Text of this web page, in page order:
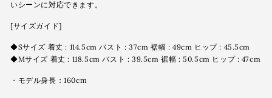
いシーンに対応できます。
[サイズガイド]
◆Sサイズ 着丈 : 114.5cm バスト : 37cm 裾幅 : 49cm ヒップ : 45.5cm
◆Mサイズ 着丈 : 118.5cm バスト : 39.5cm 裾幅 : 50.5cm ヒップ : 47cm
・モデル身長：160cm